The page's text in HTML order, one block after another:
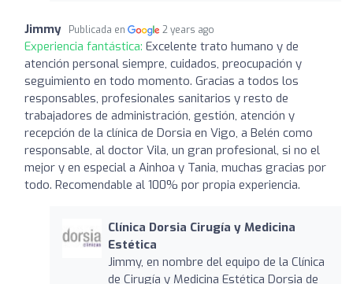
Jimmy Publicada en 2 years ago
Experiencia fantástica: Excelente trato humano y de
atención personal siempre, cuidados, preocupación y
seguimiento en todo momento. Gracias a todos los
responsables, profesionales sanitarios y resto de
trabajadores de administración, gestión, atención y
recepción de la clínica de Dorsia en Vigo, a Belén como
responsable, al doctor Vila, un gran profesional, si no el
mejor y en especial a Ainhoa y Tania, muchas gracias por
todo. Recomendable al 100% por propia experiencia.
Clínica Dorsia Cirugía y Medicina
Estética
Jimmy, en nombre del equipo de la Clínica
de Cirugía y Medicina Estética Dorsia de